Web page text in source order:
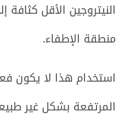
النيتروجين الأقل
منطقة الإطفاء.
استخدام هذا لا يكون
المرتفعة بشكل غير